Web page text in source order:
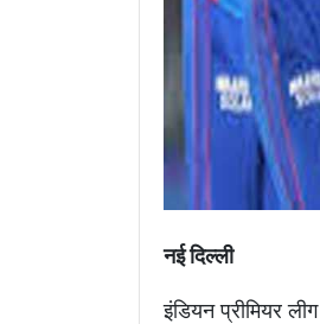
नई दिल्ली
इंडियन प्रीमियर